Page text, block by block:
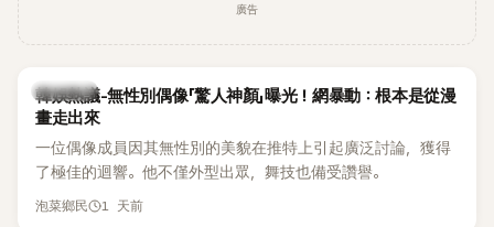
廣告
熱議討論
韓娛熱議-無性別偶像「驚人神顏」曝光！網暴動：根本是從漫
畫走出來
一位偶像成員因其無性別的美貌在推特上引起廣泛討論，獲得
了極佳的迴響。他不僅外型出眾，舞技也備受讚譽。
泡菜鄉民 1 天前